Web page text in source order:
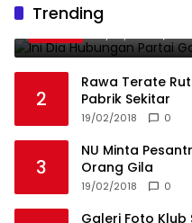
Trending
1
Gerindra
2
Rawa Terate
Pabrik Sekitar
19/02/2018 0
3
NU Minta
Orang Gila
19/02/2018 0
Galeri Foto